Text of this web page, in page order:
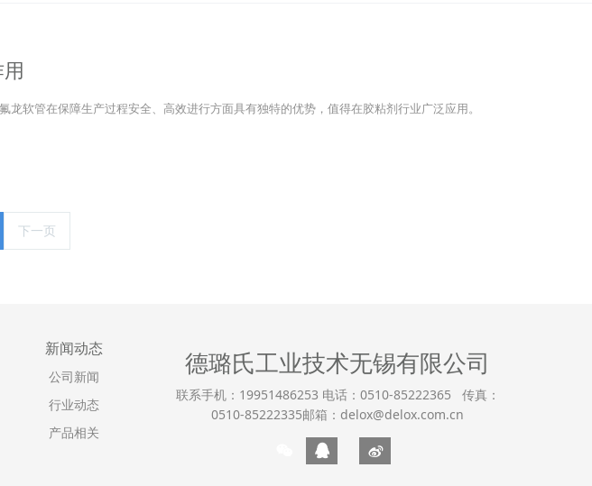
软管在保障生产过程安全、高效进行方面具有独特的优势，值得在胶粘剂行业广泛应用。
下一页
新闻动态
公司新闻
行业动态
产品相关
德璐氏工业技术无锡有限公司
联系手机：19951486253 电话：0510-85222365 传真：
0510-85222335邮箱：delox@delox.com.cn